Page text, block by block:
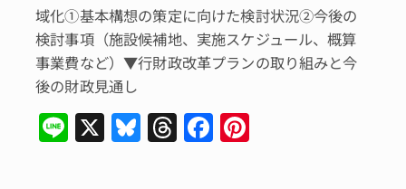
域化①基本構想の策定に向けた検討状況②今後の
検討事項（施設候補地、実施スケジュール、概算
事業費など）▼行財政改革プランの取り組みと今
後の財政見通し
Li X Bl T F